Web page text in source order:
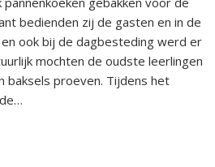
bedienden zij de gasten en in de
ook bij de dagbesteding werd er
mochten de oudste leerlingen
baksels proeven. Tijdens het